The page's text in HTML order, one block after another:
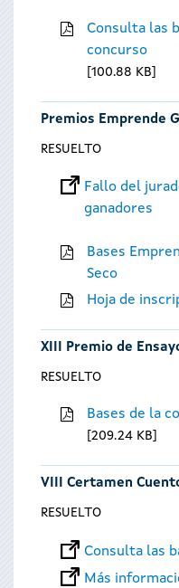
Consulta las
concurso
100.88 KB
Premios Emprende
RESUELTO
Fallo del
ganadores
Bases
Seco
Hoja de
XIII Premio de
RESUELTO
Bases de la
209.24 KB
VIII Certamen
RESUELTO
Consulta las
Más